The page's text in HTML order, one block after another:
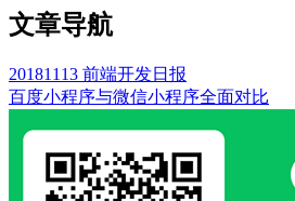
文章导航
20181113 前端开发日报
百度小程序与微信小程序全面对比